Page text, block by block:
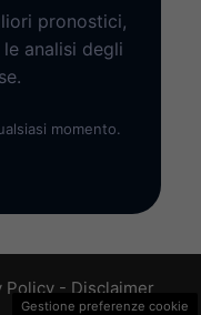
pronostici,
analisi degli
momento.
Policy - Disclaimer
Gestione preferenze cookie